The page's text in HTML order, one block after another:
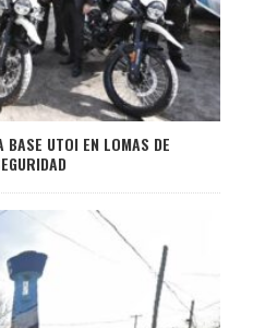
BASE UTOI EN LOMAS DE